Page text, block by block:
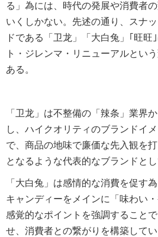
る」為には、時代の発展や消費者
いくしかない。先述の通り、スナ
ドである「卫龙」「大白兔」｢旺旺
ト・ジレンマ・リニューアルとい
ある。
「卫龙」は不整備の「辣条」業界
し、ハイクオリティのブランドイ
で、商品の地味で廉価な先入観を
となるような代表的なブランドと
「大白兔」は感情的な消費を促す
キャンディーをメインに「味わい
感覚的なポイントを強調すること
せ、消費者との繋がりを構築してい